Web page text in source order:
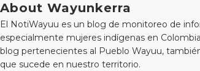
About Wayunkerra
El NotiWayuu es un blog de monitoreo de
especialmente mujeres indígenas en
blog pertenecientes al Pueblo Wayuu,
que sucede en nuestro territorio.